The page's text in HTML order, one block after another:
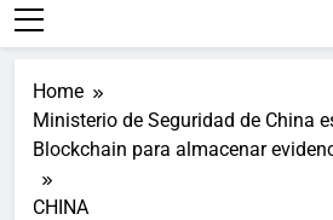
Home
Ministerio de Seguridad de China
Blockchain para almacenar
CHINA